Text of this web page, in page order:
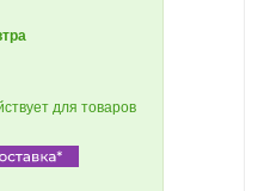
для товаров